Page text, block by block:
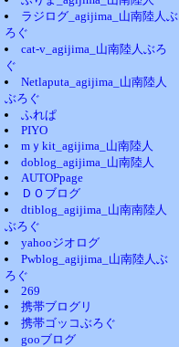
ラジログ_agijima_山南陸人ぶ
ろぐ
cat-v_agijima_山南陸人ぶろ
ぐ
Netlaputa_agijima_山南陸人
ぶろぐ
ふれぱ
PIYO
mｙkit_agijima_山南陸人
doblog_agijima_山南陸人
AUTOPpage
ＤＯブログ
dtiblog_agijima_山南南陸人
ぶろぐ
yahooジオログ
Pwblog_agijima_山南陸人ぶ
ろぐ
269
携帯ブログリ
携帯ゴッコぶろぐ
gooブログ